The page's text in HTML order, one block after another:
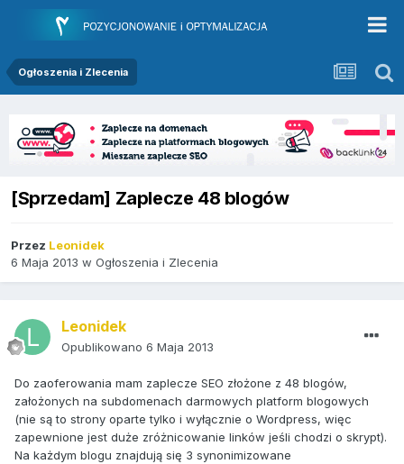
Ogłoszenia i Zlecenia
[Sprzedam] Zaplecze 48 blogów
Przez Leonidek
6 Maja 2013 w Ogłoszenia i Zlecenia
Leonidek
Opublikowano 6 Maja 2013
Do zaoferowania mam zaplecze SEO złożone z 48 blogów,
założonych na subdomenach darmowych platform blogowych
(nie są to strony oparte tylko i wyłącznie o Wordpress, więc
zapewnione jest duże zróżnicowanie linków jeśli chodzi o skrypt).
Na każdym blogu znajdują się 3 synonimizowane